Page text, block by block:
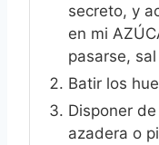
secreto, y
en mi
pasarse,
Batir los
Disponer
azadera o